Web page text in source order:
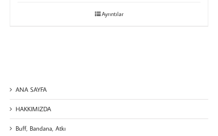
Ayrıntılar
ANA SAYFA
HAKKIMIZDA
Buff, Bandana, Atkı